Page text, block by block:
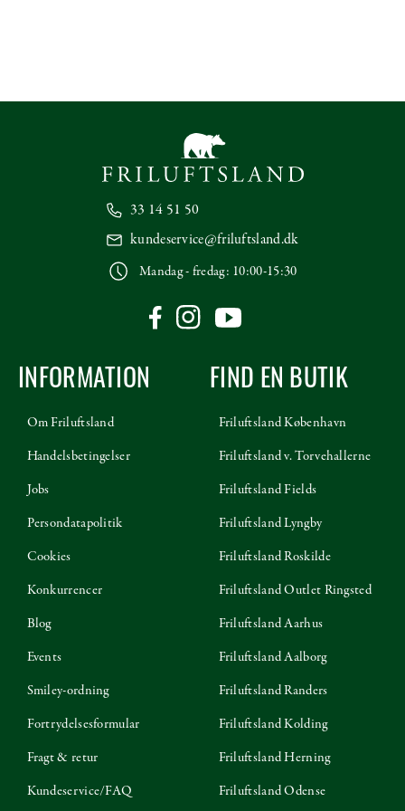
33 14 51 50
kundeservice@friluftsland.dk
Mandag - fredag: 10:00-15:30
INFORMATION
Om Friluftsland
Handelsbetingelser
Jobs
Persondatapolitik
Cookies
Konkurrencer
Blog
Events
Smiley-ordning
Fortrydelsesformular
Fragt & retur
Kundeservice/FAQ
FIND EN BUTIK
Friluftsland København
Friluftsland v. Torvehallerne
Friluftsland Fields
Friluftsland Lyngby
Friluftsland Roskilde
Friluftsland Outlet Ringsted
Friluftsland Aarhus
Friluftsland Aalborg
Friluftsland Randers
Friluftsland Kolding
Friluftsland Herning
Friluftsland Odense